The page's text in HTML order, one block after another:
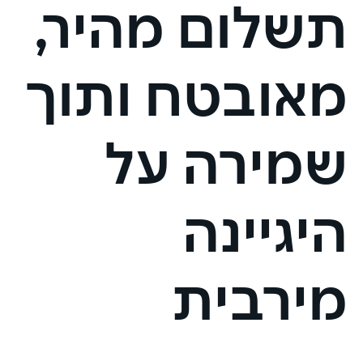
תשלום מהיר,
מאובטח ותוך
שמירה על
היגיינה
מירבית